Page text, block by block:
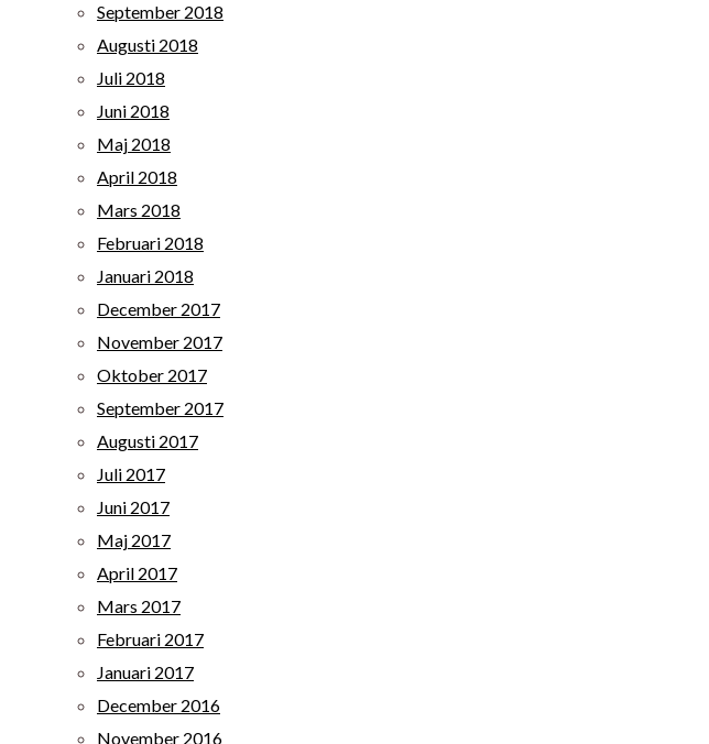
September 2018
Augusti 2018
Juli 2018
Juni 2018
Maj 2018
April 2018
Mars 2018
Februari 2018
Januari 2018
December 2017
November 2017
Oktober 2017
September 2017
Augusti 2017
Juli 2017
Juni 2017
Maj 2017
April 2017
Mars 2017
Februari 2017
Januari 2017
December 2016
November 2016